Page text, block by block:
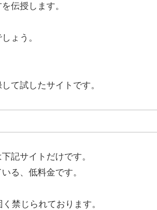
伝授します。
ょう。
て試したサイトです。
記サイトだけです。
る、低料金です。
禁じられております。